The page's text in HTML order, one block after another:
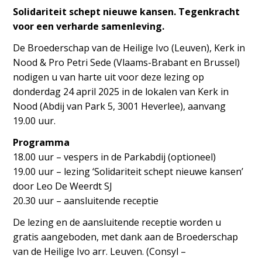
Solidariteit schept nieuwe kansen. Tegenkracht
voor een verharde samenleving.
De Broederschap van de Heilige Ivo (Leuven), Kerk in
Nood & Pro Petri Sede (Vlaams-Brabant en Brussel)
nodigen u van harte uit voor deze lezing op
donderdag 24 april 2025 in de lokalen van Kerk in
Nood (Abdij van Park 5, 3001 Heverlee), aanvang
19.00 uur.
Programma
18.00 uur – vespers in de Parkabdij (optioneel)
19.00 uur – lezing ‘Solidariteit schept nieuwe kansen’
door Leo De Weerdt SJ
20.30 uur – aansluitende receptie
De lezing en de aansluitende receptie worden u
gratis aangeboden, met dank aan de Broederschap
van de Heilige Ivo arr. Leuven. (Consyl –